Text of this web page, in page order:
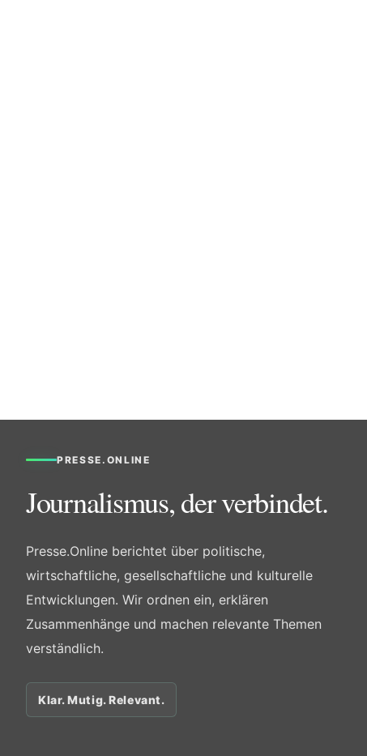
PRESSE.ONLINE
Journalismus, der verbindet.
Presse.Online berichtet über politische,
wirtschaftliche, gesellschaftliche und kulturelle
Entwicklungen. Wir ordnen ein, erklären
Zusammenhänge und machen relevante Themen
verständlich.
Klar. Mutig. Relevant.